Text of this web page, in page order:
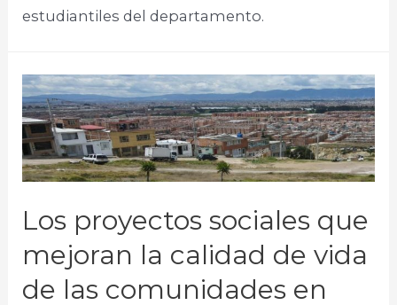
estudiantiles del departamento.
Los proyectos sociales que
mejoran la calidad de vida
de las comunidades en